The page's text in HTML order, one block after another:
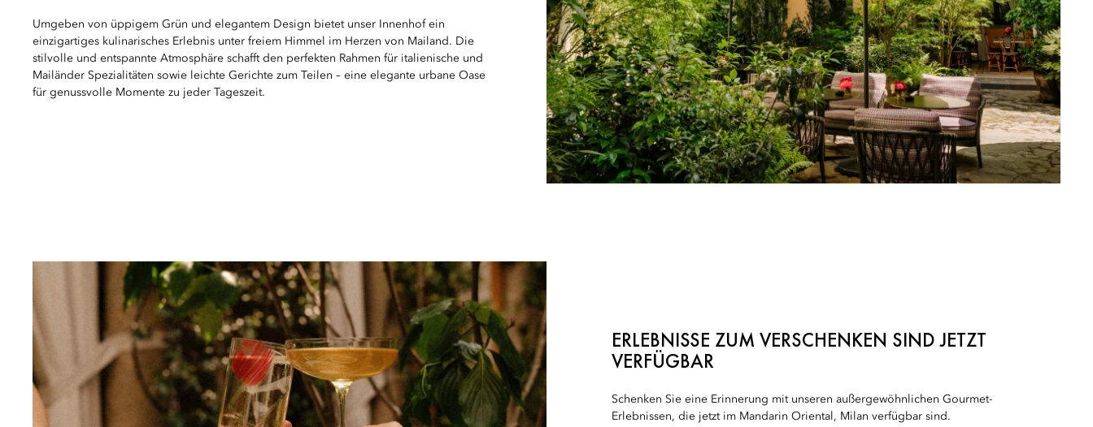
Umgeben von üppigem Grün und elegantem Design bietet unser Innenhof ein
einzigartiges kulinarisches Erlebnis unter freiem Himmel im Herzen von Mailand. Die
stilvolle und entspannte Atmosphäre schafft den perfekten Rahmen für italienische und
Mailänder Spezialitäten sowie leichte Gerichte zum Teilen – eine elegante urbane Oase
für genussvolle Momente zu jeder Tageszeit.
ERLEBNISSE ZUM VERSCHENKEN SIND JETZT
VERFÜGBAR
Schenken Sie eine Erinnerung mit unseren außergewöhnlichen Gourmet-
Erlebnissen, die jetzt im Mandarin Oriental, Milan verfügbar sind.